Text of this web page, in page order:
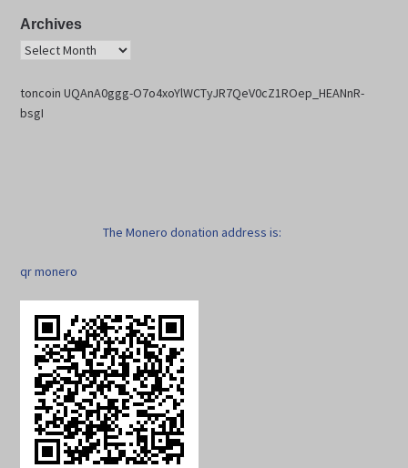
Archives
toncoin UQAnA0ggg-O7o4xoYlWCTyJR7QeV0cZ1ROep_HEANnR-
bsgI
The Monero donation address is:
qr monero